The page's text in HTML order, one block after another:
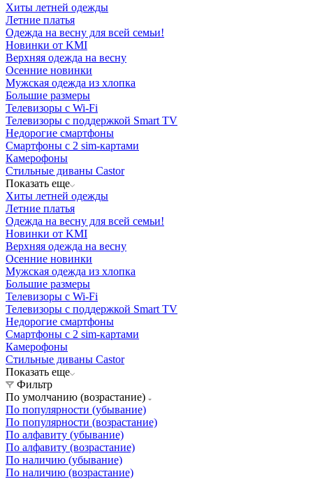
Хиты летней одежды
Летние платья
Одежда на весну для всей семьи!
Новинки от KMI
Верхняя одежда на весну
Осенние новинки
Мужская одежда из хлопка
Большие размеры
Телевизоры с Wi-Fi
Телевизоры с поддержкой Smart TV
Недорогие смартфоны
Смартфоны с 2 sim-картами
Камерофоны
Стильные диваны Castor
Показать еще
Хиты летней одежды
Летние платья
Одежда на весну для всей семьи!
Новинки от KMI
Верхняя одежда на весну
Осенние новинки
Мужская одежда из хлопка
Большие размеры
Телевизоры с Wi-Fi
Телевизоры с поддержкой Smart TV
Недорогие смартфоны
Смартфоны с 2 sim-картами
Камерофоны
Стильные диваны Castor
Показать еще
Фильтр
По умолчанию (возрастание)
По популярности (убывание)
По популярности (возрастание)
По алфавиту (убывание)
По алфавиту (возрастание)
По наличию (убывание)
По наличию (возрастание)